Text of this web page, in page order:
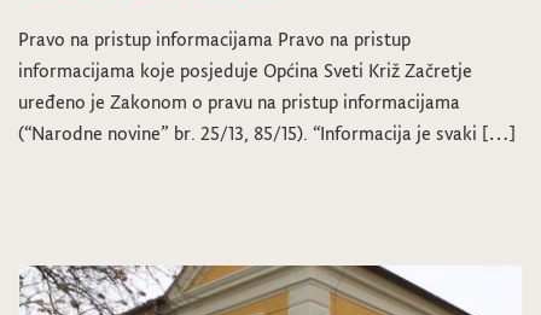
Pravo na pristup informacijama Pravo na pristup
informacijama koje posjeduje Općina Sveti Križ Začretje
uređeno je Zakonom o pravu na pristup informacijama
(“Narodne novine” br. 25/13, 85/15). “Informacija je svaki […]